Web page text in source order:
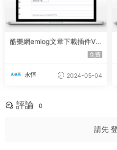
酷樂網emlog文章下載插件V1.
免費
永恒 2024-05-04
評論 0
請先